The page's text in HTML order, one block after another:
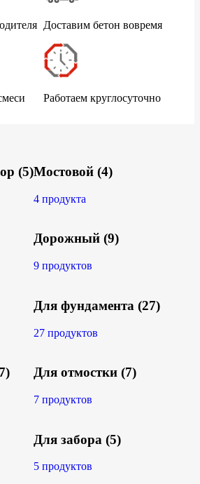
Доставим бетон вовремя
Работаем круглосуточно
(5)Мостовой (4)
4 продукта
Дорожный (9)
9 продуктов
Для фундамента (27)
27 продуктов
Для отмостки (7)
7 продуктов
Для забора (5)
5 продуктов